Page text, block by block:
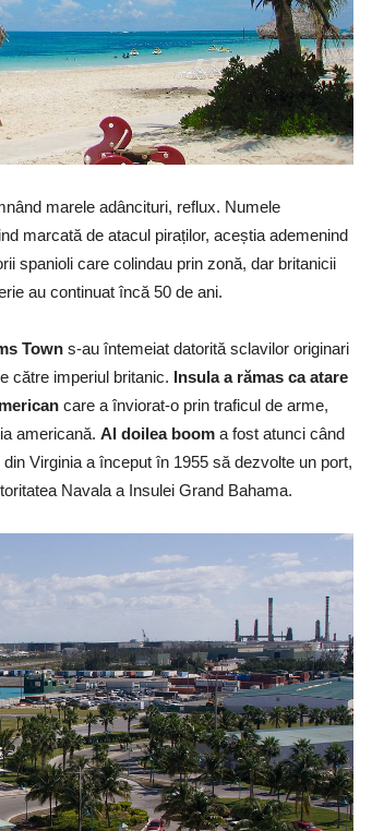
marele adâncituri, reflux. Numele
marcată de atacul piraților, aceștia ademenind
spanioli care colindau prin zonă, dar britanicii
au continuat încă 50 de ani.
Town s-au întemeiat datorită sclavilor originari
către imperiul britanic. Insula a rămas ca atare
care a înviorat-o prin traficul de arme,
americană. Al doilea boom a fost atunci când
Virginia a început în 1955 să dezvolte un port,
Navala a Insulei Grand Bahama.